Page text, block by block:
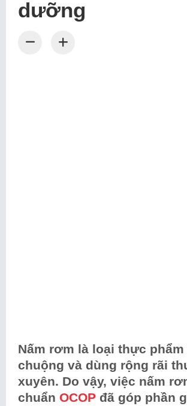
dưỡng
Nấm rơm là loại thực
chuộng và dùng rộng rãi
xuyên. Do vậy, việc nấm
chuẩn OCOP đã góp phần